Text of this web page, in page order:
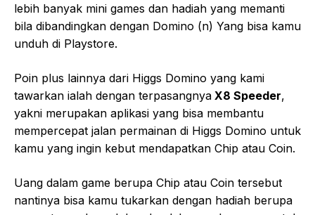
lebih banyak mini games dan hadiah yang memanti
bila dibandingkan dengan Domino (n) Yang bisa kamu
unduh di Playstore.
Poin plus lainnya dari Higgs Domino yang kami
tawarkan ialah dengan terpasangnya X8 Speeder,
yakni merupakan aplikasi yang bisa membantu
mempercepat jalan permainan di Higgs Domino untuk
kamu yang ingin kebut mendapatkan Chip atau Coin.
Uang dalam game berupa Chip atau Coin tersebut
nantinya bisa kamu tukarkan dengan hadiah berupa